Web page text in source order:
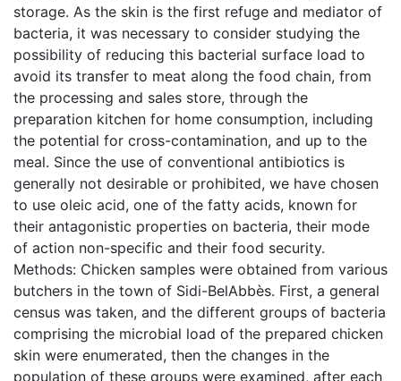
storage. As the skin is the first refuge and mediator of
bacteria, it was necessary to consider studying the
possibility of reducing this bacterial surface load to
avoid its transfer to meat along the food chain, from
the processing and sales store, through the
preparation kitchen for home consumption, including
the potential for cross-contamination, and up to the
meal. Since the use of conventional antibiotics is
generally not desirable or prohibited, we have chosen
to use oleic acid, one of the fatty acids, known for
their antagonistic properties on bacteria, their mode
of action non-specific and their food security.
Methods: Chicken samples were obtained from various
butchers in the town of Sidi-BelAbbès. First, a general
census was taken, and the different groups of bacteria
comprising the microbial load of the prepared chicken
skin were enumerated, then the changes in the
population of these groups were examined, after each